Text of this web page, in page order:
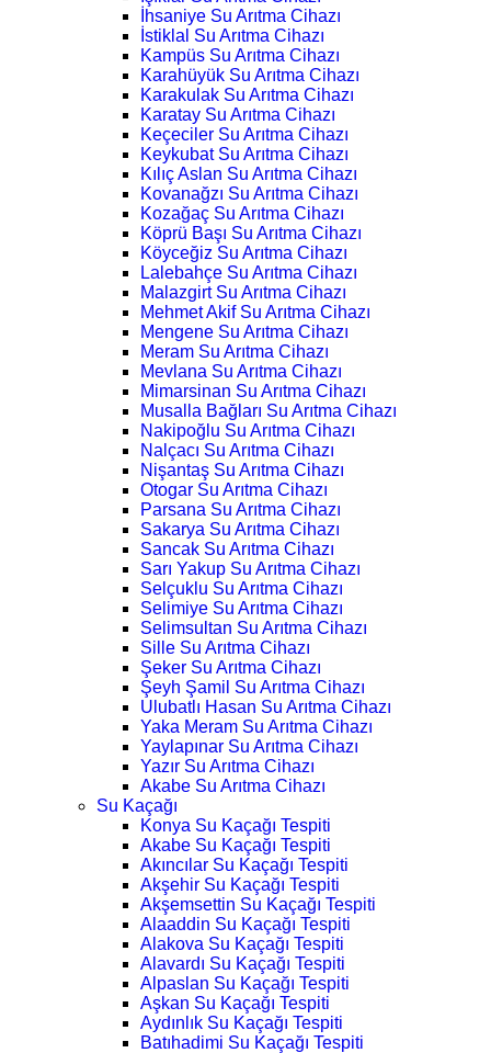
İhsaniye Su Arıtma Cihazı
İstiklal Su Arıtma Cihazı
Kampüs Su Arıtma Cihazı
Karahüyük Su Arıtma Cihazı
Karakulak Su Arıtma Cihazı
Karatay Su Arıtma Cihazı
Keçeciler Su Arıtma Cihazı
Keykubat Su Arıtma Cihazı
Kılıç Aslan Su Arıtma Cihazı
Kovanağzı Su Arıtma Cihazı
Kozağaç Su Arıtma Cihazı
Köprü Başı Su Arıtma Cihazı
Köyceğiz Su Arıtma Cihazı
Lalebahçe Su Arıtma Cihazı
Malazgirt Su Arıtma Cihazı
Mehmet Akif Su Arıtma Cihazı
Mengene Su Arıtma Cihazı
Meram Su Arıtma Cihazı
Mevlana Su Arıtma Cihazı
Mimarsinan Su Arıtma Cihazı
Musalla Bağları Su Arıtma Cihazı
Nakipoğlu Su Arıtma Cihazı
Nalçacı Su Arıtma Cihazı
Nişantaş Su Arıtma Cihazı
Otogar Su Arıtma Cihazı
Parsana Su Arıtma Cihazı
Sakarya Su Arıtma Cihazı
Sancak Su Arıtma Cihazı
Sarı Yakup Su Arıtma Cihazı
Selçuklu Su Arıtma Cihazı
Selimiye Su Arıtma Cihazı
Selimsultan Su Arıtma Cihazı
Sille Su Arıtma Cihazı
Şeker Su Arıtma Cihazı
Şeyh Şamil Su Arıtma Cihazı
Ulubatlı Hasan Su Arıtma Cihazı
Yaka Meram Su Arıtma Cihazı
Yaylapınar Su Arıtma Cihazı
Yazır Su Arıtma Cihazı
Akabe Su Arıtma Cihazı
Su Kaçağı
Konya Su Kaçağı Tespiti
Akabe Su Kaçağı Tespiti
Akıncılar Su Kaçağı Tespiti
Akşehir Su Kaçağı Tespiti
Akşemsettin Su Kaçağı Tespiti
Alaaddin Su Kaçağı Tespiti
Alakova Su Kaçağı Tespiti
Alavardı Su Kaçağı Tespiti
Alpaslan Su Kaçağı Tespiti
Aşkan Su Kaçağı Tespiti
Aydınlık Su Kaçağı Tespiti
Batıhadimi Su Kaçağı Tespiti